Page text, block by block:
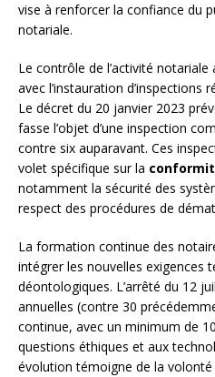
vise à renforcer la confiance du
notariale.
Le contrôle de l’activité
avec l’instauration d’inspections
Le décret du 20 janvier 2023
fasse l’objet d’une inspection
contre six auparavant. Ces
volet spécifique sur la
notamment la sécurité des
respect des procédures de
La formation continue des
intégrer les nouvelles exigences
déontologiques. L’arrêté du 12
annuelles (contre 30
continue, avec un minimum de
questions éthiques et aux
évolution témoigne de la volonté